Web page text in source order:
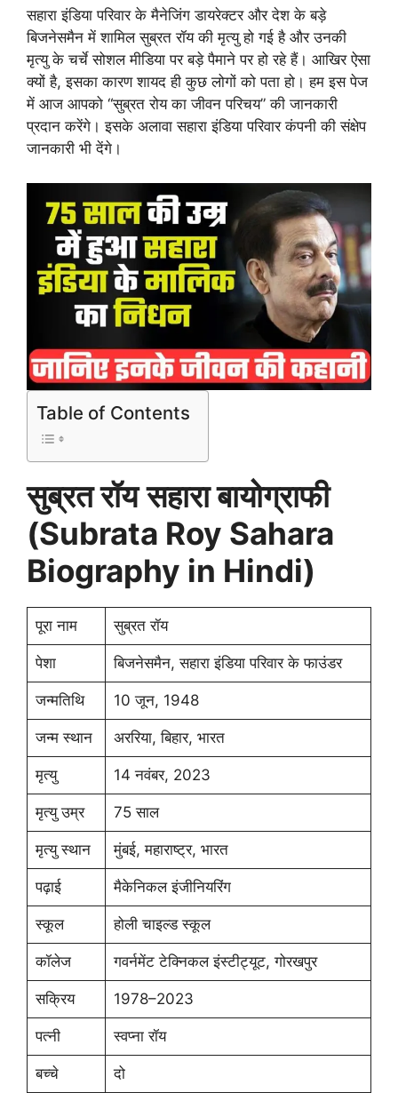
सहारा इंडिया परिवार के मैनेजिंग डायरेक्टर और देश के बड़े
बिजनेसमैन में शामिल सुब्रत रॉय की मृत्यु हो गई है और उनकी
मृत्यु के चर्चे सोशल मीडिया पर बड़े पैमाने पर हो रहे हैं। आखिर ऐसा
क्यों है, इसका कारण शायद ही कुछ लोगों को पता हो। हम इस पेज
में आज आपको “सुब्रत रोय का जीवन परिचय” की जानकारी
प्रदान करेंगे। इसके अलावा सहारा इंडिया परिवार कंपनी की संक्षेप
जानकारी भी देंगे।
Table of Contents
सुब्रत रॉय सहारा बायोग्राफी
(Subrata Roy Sahara
Biography in Hindi)
पूरा नाम सुब्रत रॉय
पेशा बिजनेसमैन, सहारा इंडिया परिवार के फाउंडर
जन्मतिथि 10 जून, 1948
जन्म स्थान अररिया, बिहार, भारत
मृत्यु 14 नवंबर, 2023
मृत्यु उम्र 75 साल
मृत्यु स्थान मुंबई, महाराष्ट्र, भारत
पढ़ाई मैकेनिकल इंजीनियरिंग
स्कूल होली चाइल्ड स्कूल
कॉलेज गवर्नमेंट टेक्निकल इंस्टीट्यूट, गोरखपुर
सक्रिय 1978–2023
पत्नी स्वप्ना रॉय
बच्चे दो